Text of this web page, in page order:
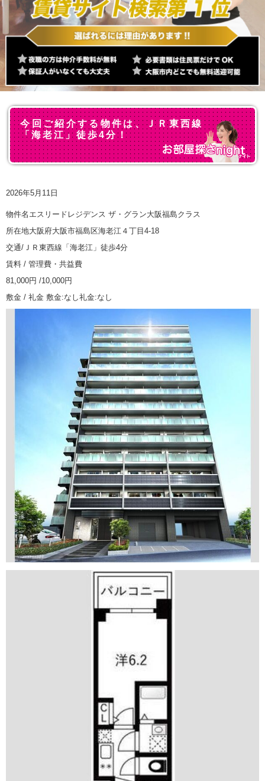
今回ご紹介する物件は、ＪＲ東西線
「海老江」徒歩4分！
2026年5月11日
物件名エスリードレジデンス ザ・グラン大阪福島クラス
所在地大阪府大阪市福島区海老江４丁目4-18
交通/ＪＲ東西線「海老江」徒歩4分
賃料 / 管理費・共益費
81,000円 /10,000円
敷金 / 礼金 敷金:なし礼金:なし